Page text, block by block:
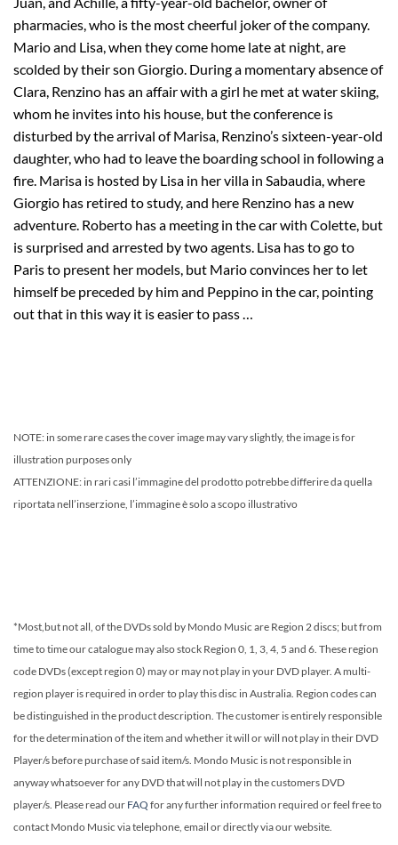
pharmacies, who is the most cheerful joker of the company.
Mario and Lisa, when they come home late at night, are
scolded by their son Giorgio. During a momentary absence of
Clara, Renzino has an affair with a girl he met at water skiing,
whom he invites into his house, but the conference is
disturbed by the arrival of Marisa, Renzino’s sixteen-year-old
daughter, who had to leave the boarding school in following a
fire. Marisa is hosted by Lisa in her villa in Sabaudia, where
Giorgio has retired to study, and here Renzino has a new
adventure. Roberto has a meeting in the car with Colette, but
is surprised and arrested by two agents. Lisa has to go to
Paris to present her models, but Mario convinces her to let
himself be preceded by him and Peppino in the car, pointing
out that in this way it is easier to pass …
NOTE: in some rare cases the cover image may vary slightly, the image is for
illustration purposes only
ATTENZIONE: in rari casi l’immagine del prodotto potrebbe differire da quella
riportata nell’inserzione, l’immagine è solo a scopo illustrativo
*Most,but not all, of the DVDs sold by Mondo Music are Region 2 discs; but from
time to time our catalogue may also stock Region 0, 1, 3, 4, 5 and 6. These region
code DVDs (except region 0) may or may not play in your DVD player. A multi-
region player is required in order to play this disc in Australia. Region codes can
be distinguished in the product description. The customer is entirely responsible
for the determination of the item and whether it will or will not play in their DVD
Player/s before purchase of said item/s. Mondo Music is not responsible in
anyway whatsoever for any DVD that will not play in the customers DVD
player/s. Please read our FAQ for any further information required or feel free to
contact Mondo Music via telephone, email or directly via our website.